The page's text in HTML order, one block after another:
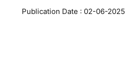
Publication Date : 02-06-2025